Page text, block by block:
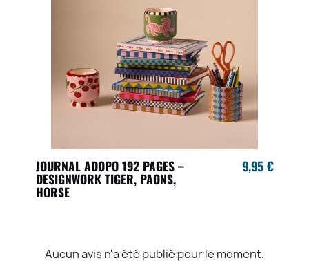
JOURNAL ADOPO 192 PAGES –
DESIGNWORK TIGER, PAONS,
HORSE
9,95 €
Aucun avis n'a été publié pour le moment.